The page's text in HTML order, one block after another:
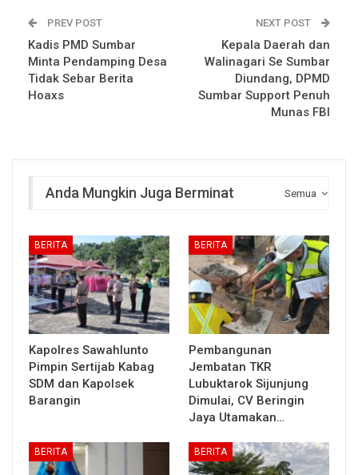
PREV POST
Kadis PMD Sumbar
Minta Pendamping Desa
Tidak Sebar Berita
Hoaxs
NEXT POST
Kepala Daerah dan
Walinagari Se Sumbar
Diundang, DPMD
Sumbar Support Penuh
Munas FBI
Semua
Anda Mungkin Juga Berminat
BERITA
Kapolres Sawahlunto
Pimpin Sertijab Kabag
SDM dan Kapolsek
Barangin
BERITA
Pembangunan
Jembatan TKR
Lubuktarok Sijunjung
Dimulai, CV Beringin
Jaya Utamakan…
BERITA BERITA